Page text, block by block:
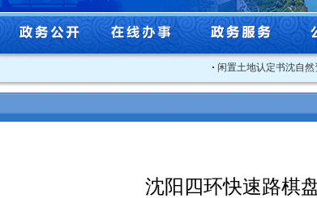
闲置土地认定书沈自然
沈阳四环快速路棋